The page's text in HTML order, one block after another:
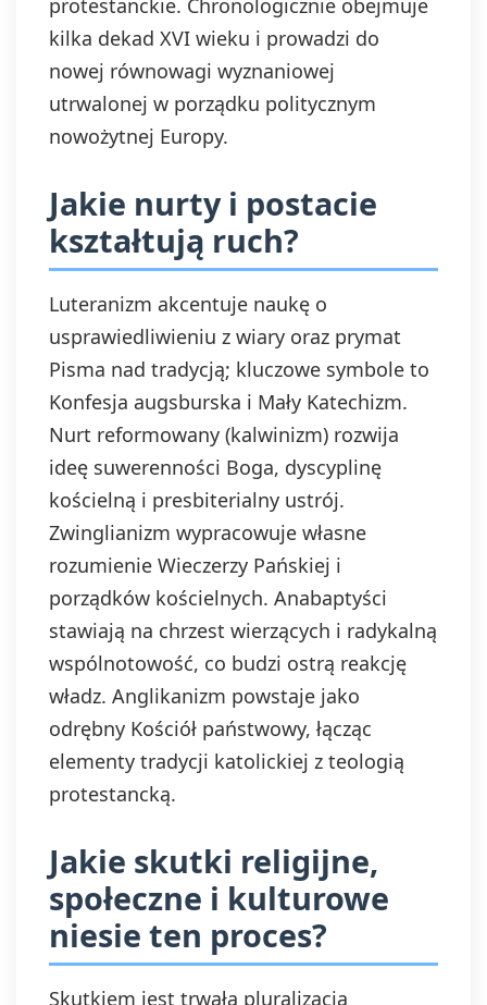
protestanckie. Chronologicznie obejmuje
kilka dekad XVI wieku i prowadzi do
nowej równowagi wyznaniowej
utrwalonej w porządku politycznym
nowożytnej Europy.
Jakie nurty i postacie
kształtują ruch?
Luteranizm akcentuje naukę o
usprawiedliwieniu z wiary oraz prymat
Pisma nad tradycją; kluczowe symbole to
Konfesja augsburska i Mały Katechizm.
Nurt reformowany (kalwinizm) rozwija
ideę suwerenności Boga, dyscyplinę
kościelną i presbiterialny ustrój.
Zwinglianizm wypracowuje własne
rozumienie Wieczerzy Pańskiej i
porządków kościelnych. Anabaptyści
stawiają na chrzest wierzących i radykalną
wspólnotowość, co budzi ostrą reakcję
władz. Anglikanizm powstaje jako
odrębny Kościół państwowy, łącząc
elementy tradycji katolickiej z teologią
protestancką.
Jakie skutki religijne,
społeczne i kulturowe
niesie ten proces?
Skutkiem jest trwała pluralizacja